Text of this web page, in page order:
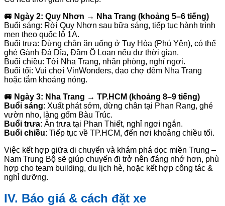
🚐 Ngày 2: Quy Nhơn → Nha Trang (khoảng 5–6 tiếng)
Buổi sáng: Rời Quy Nhơn sau bữa sáng, tiếp tục hành trình
men theo quốc lộ 1A.
Buổi trưa: Dừng chân ăn uống ở Tuy Hòa (Phú Yên), có thể
ghé Gành Đá Dĩa, Đầm Ô Loan nếu dư thời gian.
Buổi chiều: Tới Nha Trang, nhận phòng, nghỉ ngơi.
Buổi tối: Vui chơi VinWonders, dạo chợ đêm Nha Trang
hoặc tắm khoáng nóng.
🚐 Ngày 3: Nha Trang → TP.HCM (khoảng 8–9 tiếng)
Buổi sáng: Xuất phát sớm, dừng chân tại Phan Rang, ghé
vườn nho, làng gốm Bàu Trúc.
Buổi trưa: Ăn trưa tại Phan Thiết, nghỉ ngơi ngắn.
Buổi chiều: Tiếp tục về TP.HCM, đến nơi khoảng chiều tối.
Việc kết hợp giữa di chuyển và khám phá dọc miền Trung –
Nam Trung Bộ sẽ giúp chuyến đi trở nên đáng nhớ hơn, phù
hợp cho team building, du lịch hè, hoặc kết hợp công tác &
nghỉ dưỡng.
IV. Báo giá & cách đặt xe